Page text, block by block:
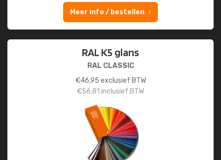
Meer info / bestellen
RAL K5 glans
RAL CLASSIC
€46,95 exclusief BTW
€56,81 inclusief BTW